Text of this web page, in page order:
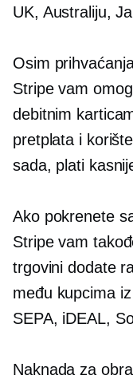
UK, Australiju,
Osim
Stripe vam
debitnim
pretplata i
sada, plati
Ako pokrenete
Stripe vam
trgovini dodate
među kupcima
SEPA, iDEAL,
Naknada za